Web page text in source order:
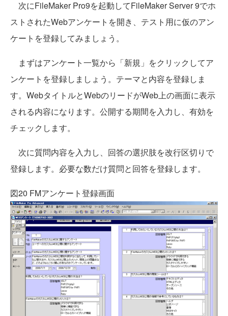
次にFileMaker Pro9を起動してFileMaker Server 9でホ
ストされたWebアンケートを開き、テスト用に仮のアン
ケートを登録してみましょう。
まずはアンケート一覧から「新規」をクリックしてア
ンケートを登録しましょう。テーマと内容を登録しま
す。WebタイトルとWebのリードがWeb上の画面に表示
される内容になります。公開する期間を入力し、有効を
チェックします。
次に質問内容を入力し、回答の選択肢を改行区切りで
登録します。必要な数だけ質問と回答を登録します。
図20 FMアンケート登録画面